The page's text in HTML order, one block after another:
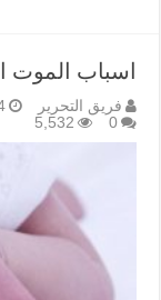
اسباب الموت
فريق التحرير 24
0
5,532